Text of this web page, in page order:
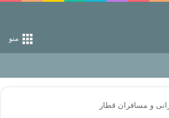
منو
دوری وکناره‌گیری از راه خداست‌!
و مسافران قطار